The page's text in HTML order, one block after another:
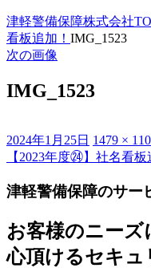
津軽警備保障株式会社
看板追加！ IMG_1523
次の画像
IMG_1523
投
稿
2024年1月25日 フ
ル
イ
1479 ×
投
稿
ビ
ゲ
【2023年度㉔】社名看板
津軽警備保障のサー
お客様のニー
心頂けるセキュ